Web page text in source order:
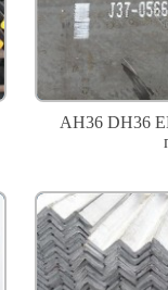
AH36 DH36